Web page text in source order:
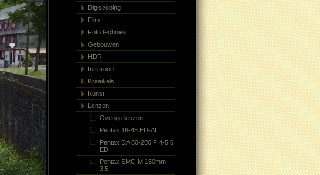
Digiscoping
Film
Foto techniek
Gebouwen
HDR
Infrarood
Kraaikels
Kunst
Lenzen
Overige lenzen
Pentax 16-45 ED-AL
Pentax DA 50-200 F 4-5.6
ED
Pentax SMC-M 150mm
3.5